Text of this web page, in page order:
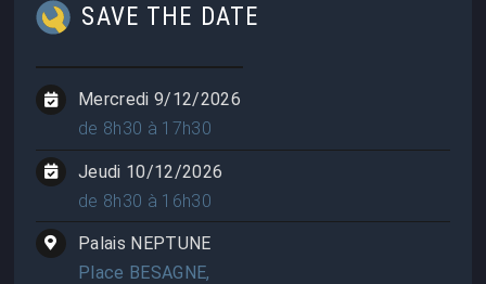
SAVE THE DATE
Mercredi 9/12/2026
de 8h30 à 17h30
Jeudi 10/12/2026
de 8h30 à 16h30
Palais NEPTUNE
Place BESAGNE,